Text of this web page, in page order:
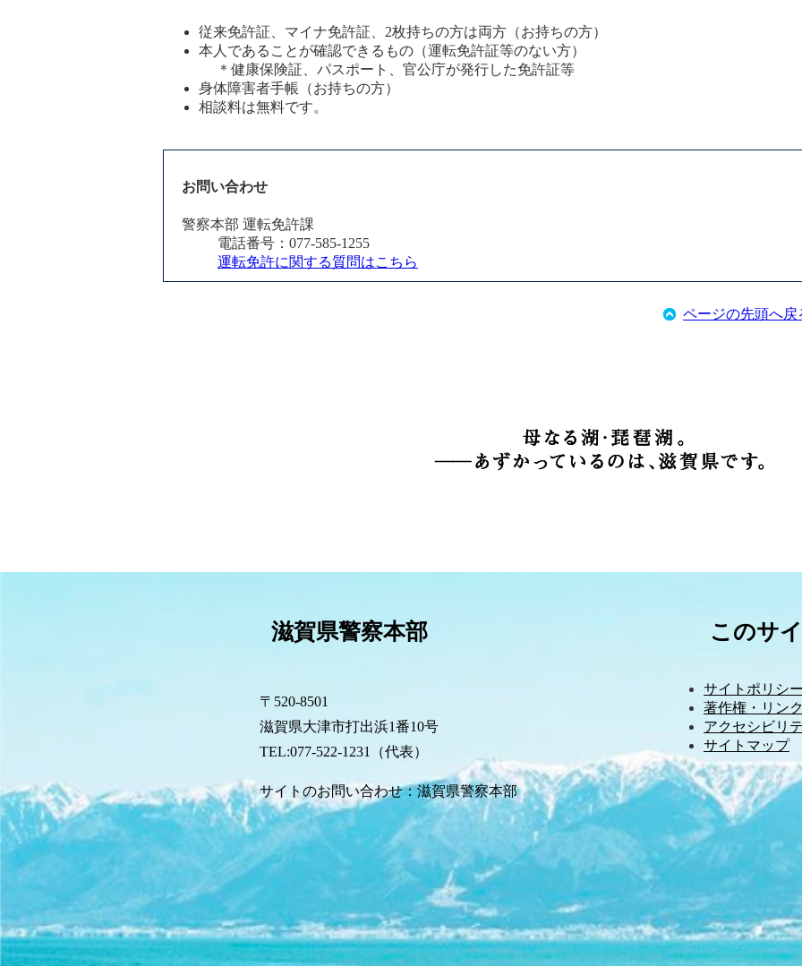
従来免許証、マイナ免許証、2枚持ちの方は両方（お持ちの方）
本人であることが確認できるもの（運転免許証等のない方）
＊健康保険証、パスポート、官公庁が発行した免許証等
身体障害者手帳（お持ちの方）
相談料は無料です。
お問い合わせ
警察本部 運転免許課
電話番号：077-585-1255
運転免許に関する質問はこちら
ページの先頭へ戻
滋賀県警察本部
〒520-8501
滋賀県大津市打出浜1番10号
TEL:077-522-1231（代表）
サイトのお問い合わせ：滋賀県警察本部
このサ
サイトポリシ
著作権・リン
アクセシビリ
サイトマップ